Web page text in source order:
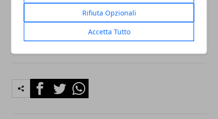
Rifiuta Opzionali
Accetta Tutto
basa solo sugli strumenti, ma anche sulle abitudini
che vengono adottate nel tempo.
FacebookTwitterWhatsapp